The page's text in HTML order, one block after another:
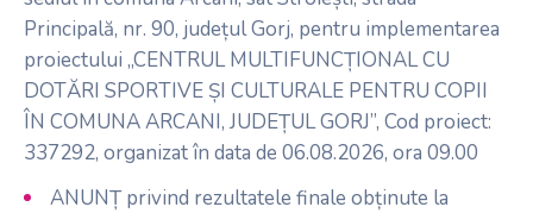
Principală, nr. 90, județul Gorj, pentru implementarea
proiectului „CENTRUL MULTIFUNCȚIONAL CU
DOTĂRI SPORTIVE ȘI CULTURALE PENTRU COPII
ÎN COMUNA ARCANI, JUDEȚUL GORJ”, Cod proiect:
337292, organizat în data de 06.08.2026, ora 09.00
ANUNȚ privind rezultatele finale obținute la